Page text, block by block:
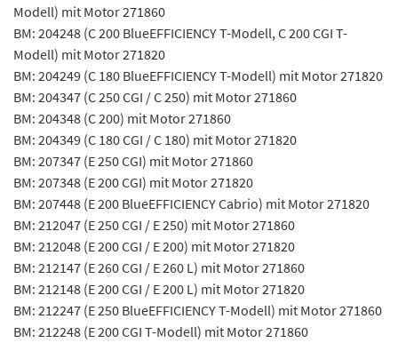
Modell) mit Motor 271860
BM: 204248 (C 200 BlueEFFICIENCY T-Modell, C 200 CGI T-
Modell) mit Motor 271820
BM: 204249 (C 180 BlueEFFICIENCY T-Modell) mit Motor 271820
BM: 204347 (C 250 CGI / C 250) mit Motor 271860
BM: 204348 (C 200) mit Motor 271860
BM: 204349 (C 180 CGI / C 180) mit Motor 271820
BM: 207347 (E 250 CGI) mit Motor 271860
BM: 207348 (E 200 CGI) mit Motor 271820
BM: 207448 (E 200 BlueEFFICIENCY Cabrio) mit Motor 271820
BM: 212047 (E 250 CGI / E 250) mit Motor 271860
BM: 212048 (E 200 CGI / E 200) mit Motor 271820
BM: 212147 (E 260 CGI / E 260 L) mit Motor 271860
BM: 212148 (E 200 CGI / E 200 L) mit Motor 271820
BM: 212247 (E 250 BlueEFFICIENCY T-Modell) mit Motor 271860
BM: 212248 (E 200 CGI T-Modell) mit Motor 271860